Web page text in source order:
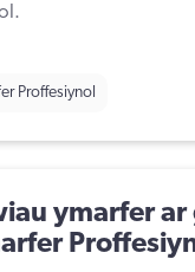
Proffesiynol
ymarfer ar